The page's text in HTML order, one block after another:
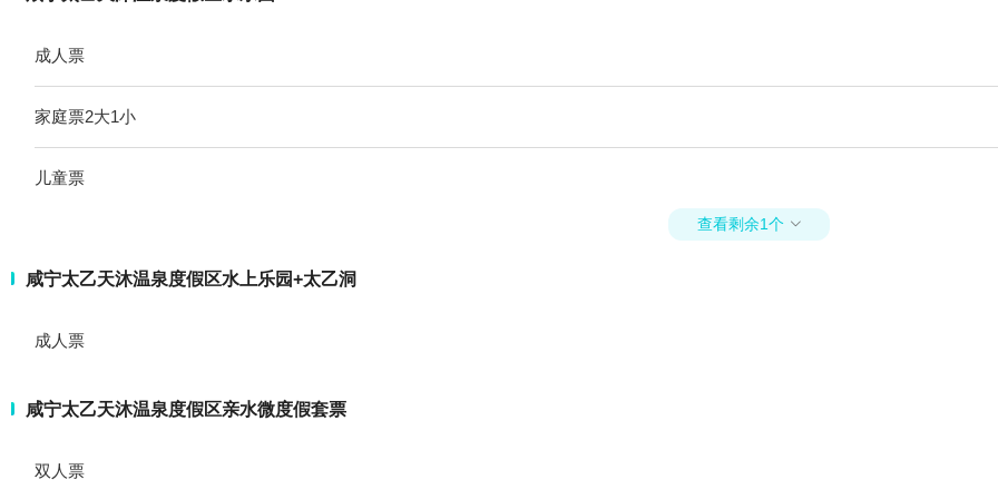
成人票
家庭票2大1小
儿童票
查看剩余1个 
咸宁太乙天沐温泉度假区水上乐园+太乙洞
成人票
咸宁太乙天沐温泉度假区亲水微度假套票
双人票